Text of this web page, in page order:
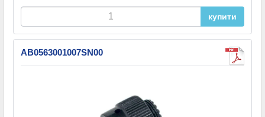
купити
AB0563001007SN00